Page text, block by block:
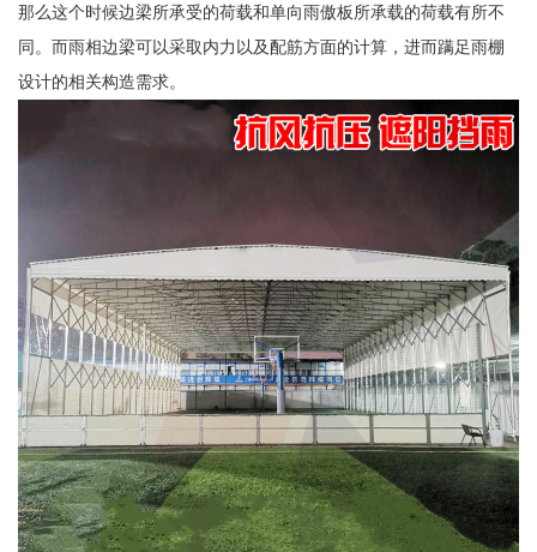
那么这个时候边梁所承受的荷载和单向雨傲板所承载的荷载有所不
同。而雨相边梁可以采取内力以及配筋方面的计算，进而蹒足雨棚
设计的相关构造需求。